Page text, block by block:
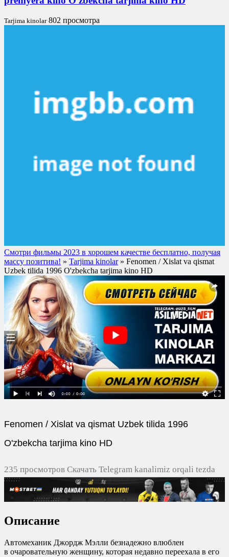
Tarjima kinolar 802 просмотра
Смотри фильмы 2023 в хорошем качестве бесплатно, получая
массу позитива! » Tarjima kinolar» Fenomen / Xislat va qismat
Uzbek tilida 1996 O'zbekcha tarjima kino HD
Fenomen / Xislat va qismat Uzbek tilida 1996
O'zbekcha tarjima kino HD
235 просмотров Скачать Telegram kanalimiz orqali tezda
yuklash
0
Описание
Автомеханик Джордж Мэлли безнадежно влюблен
в очаровательную женщину, которая недавно переехала в его